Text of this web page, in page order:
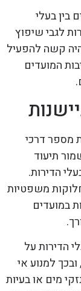
בעלי
לגבי שיפוץ
קשה להפעיל
המועדים
מספר דרכי
תיעוד
הדירות.
משפטיות
במועדים
הדירות על
למנוע אי
מים או בעיות